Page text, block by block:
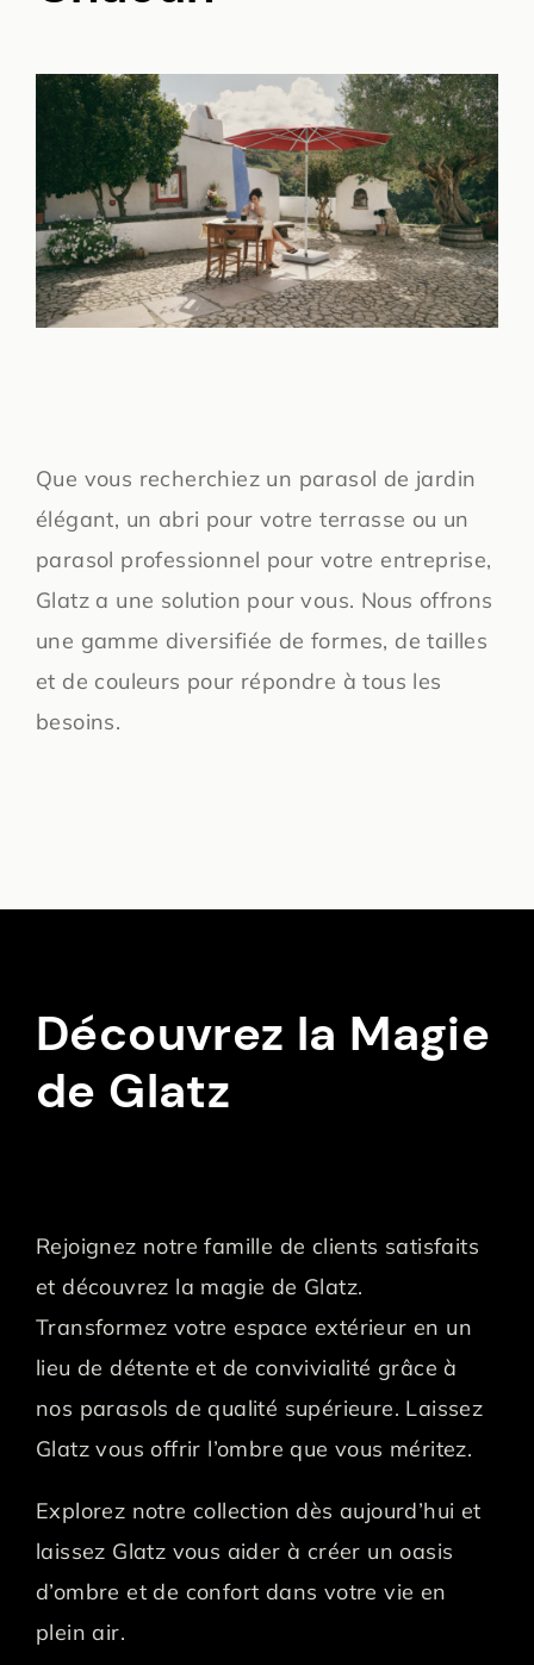
Que vous recherchiez un parasol de jardin
élégant, un abri pour votre terrasse ou un
parasol professionnel pour votre entreprise,
Glatz a une solution pour vous. Nous offrons
une gamme diversifiée de formes, de tailles
et de couleurs pour répondre à tous les
besoins.
Découvrez la Magie
de Glatz
Rejoignez notre famille de clients satisfaits
et découvrez la magie de Glatz.
Transformez votre espace extérieur en un
lieu de détente et de convivialité grâce à
nos parasols de qualité supérieure. Laissez
Glatz vous offrir l’ombre que vous méritez.
Explorez notre collection dès aujourd’hui et
laissez Glatz vous aider à créer un oasis
d’ombre et de confort dans votre vie en
plein air.